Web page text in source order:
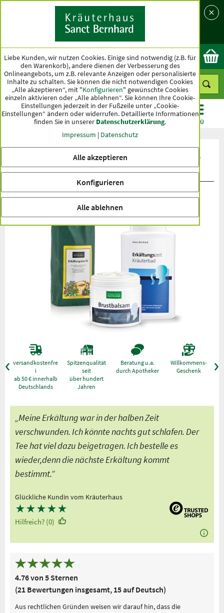
Land
Ok
KATEGORIEN ANGEBOTE TOPSELLER MENÜ
Produktbewertungen Erkältungszeit-
Set
versandkostenfre
i
ab 50 € innerhalb
Deutschlands
Spitzenqualität
seit
über hundert
Jahren
Beratung u.a.
durch Apotheker
Willkommens-
Geschenk
„Meine Erkältung war in der halben Zeit
verschwunden. Ich könnte nachts gut schlafen. Der
Tee hat viel dazu beigetragen. Ich bestelle es
wieder,denn die nächste Erkältung kommt
bestimmt.”
Glückliche Kundin vom Kräuterhaus
★★★★★
Hilfreich? (0)
4.76 von 5 Sternen
(21 Bewertungen insgesamt, 15 auf Deutsch)
Aus rechtlichen Gründen weisen wir darauf hin, dass die
Liebe Kunden, wir nutzen Cookies. Einige sind notwendig (z.B. für
den Warenkorb), andere dienen der Verbesserung des
Onlineangebots, um z.B. relevante Anzeigen oder personalisierte
Inhalte zu schalten. Sie können die nicht notwendigen Cookies
„Alle akzeptieren“, mit "Konfigurieren" gewünschte Cookies
einzeln aktivieren oder „Alle ablehnen“. Sie können Ihre Cookie-
Einstellungen jederzeit in der Fußzeile unter „Cookie-
Einstellungen“ ändern oder widerrufen. Detaillierte Informationen
finden Sie in unserer Datenschutzerklärung.
Impressum | Datenschutz
Alle akzeptieren
Konfigurieren
Alle ablehnen